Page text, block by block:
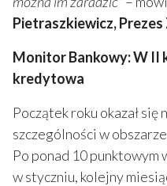
Pietraszkiewicz,
Monitor Bankowy: W II
kredytowa
Początek roku okazał
szczególności w
Po ponad 10 punktowym
w styczniu, kolejny